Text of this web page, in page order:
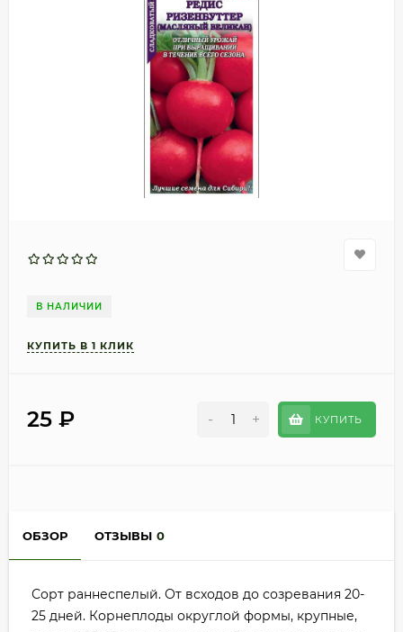
В НАЛИЧИИ
25 ₽ - + КУПИТЬ
ОБЗОР ОТЗЫВЫ 0
Сорт раннеспелый. От всходов до созревания 20-
25 дней. Корнеплоды округлой формы, крупные,